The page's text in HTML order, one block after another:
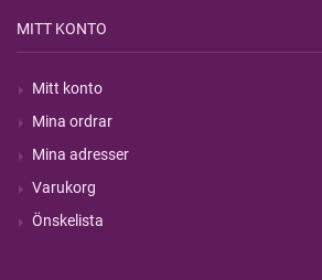
MITT KONTO
Mitt konto
Mina ordrar
Mina adresser
Varukorg
Önskelista